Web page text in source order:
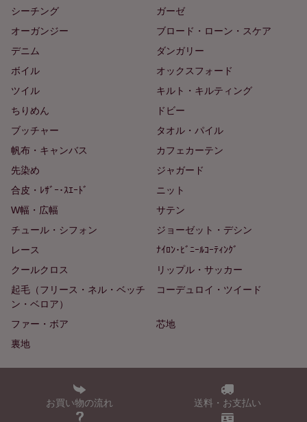
シーチング
ガーゼ
オーガンジー
ブロード・ローン・スケア
デニム
ダンガリー
ボイル
オックスフォード
ツイル
キルト・キルティング
ちりめん
ドビー
ブッチャー
タオル・パイル
帆布・キャンバス
カフェカーテン
先染め
ジャガード
合皮・ﾚｻﾞｰ･ｽｴｰﾄﾞ
ニット
W幅・広幅
サテン
チュール・シフォン
ジョーゼット・デシン
レース
ﾅｲﾛﾝ･ﾋﾞﾆｰﾙｺｰﾃｨﾝｸﾞ
クールクロス
リップル・サッカー
起毛（フリース・ネル・ベッチ
ン・ベロア）
コーデュロイ・ツイード
ファー・ボア
芯地
裏地
お買い物の流れ 送料・お支払い